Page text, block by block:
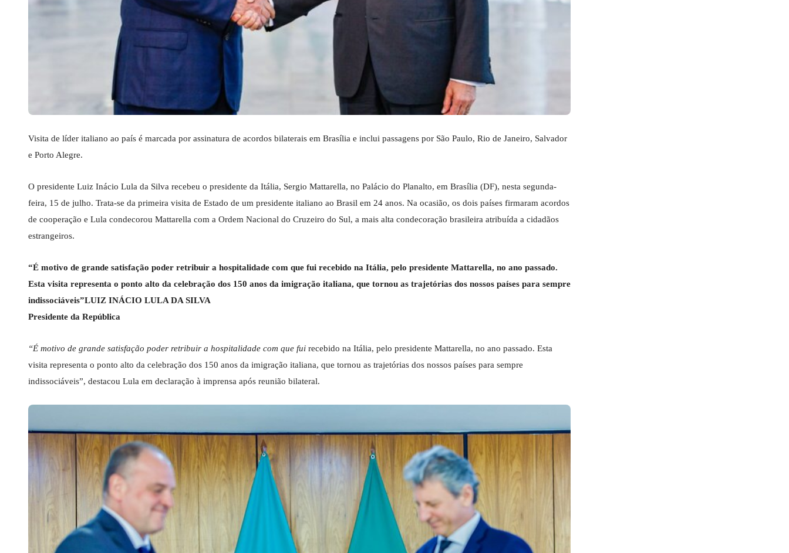
Visita de líder italiano ao país é marcada por assinatura de acordos bilaterais em Brasília e inclui passagens por São Paulo, Rio de Janeiro, Salvador
e Porto Alegre.
O presidente Luiz Inácio Lula da Silva recebeu o presidente da Itália, Sergio Mattarella, no Palácio do Planalto, em Brasília (DF), nesta segunda-
feira, 15 de julho. Trata-se da primeira visita de Estado de um presidente italiano ao Brasil em 24 anos. Na ocasião, os dois países firmaram acordos
de cooperação e Lula condecorou Mattarella com a Ordem Nacional do Cruzeiro do Sul, a mais alta condecoração brasileira atribuída a cidadãos
estrangeiros.
“É motivo de grande satisfação poder retribuir a hospitalidade com que fui recebido na Itália, pelo presidente Mattarella, no ano passado.
Esta visita representa o ponto alto da celebração dos 150 anos da imigração italiana, que tornou as trajetórias dos nossos países para sempre
indissociáveis”LUIZ INÁCIO LULA DA SILVA
Presidente da República
“É motivo de grande satisfação poder retribuir a hospitalidade com que fui recebido na Itália, pelo presidente Mattarella, no ano passado. Esta
visita representa o ponto alto da celebração dos 150 anos da imigração italiana, que tornou as trajetórias dos nossos países para sempre
indissociáveis”, destacou Lula em declaração à imprensa após reunião bilateral.